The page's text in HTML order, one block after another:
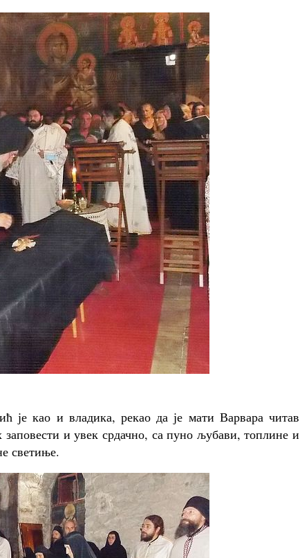
је као и владика, рекао да је мати Варвара читав
и увек срдачно, са пуно љубави, топлине и
светиње.